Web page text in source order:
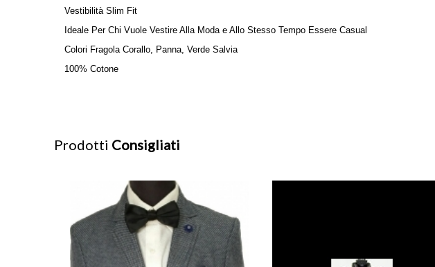
Vestibilità Slim Fit
Ideale Per Chi Vuole Vestire Alla Moda e Allo Stesso Tempo Essere Casual
Colori Fragola Corallo, Panna, Verde Salvia
100% Cotone
Prodotti Consigliati